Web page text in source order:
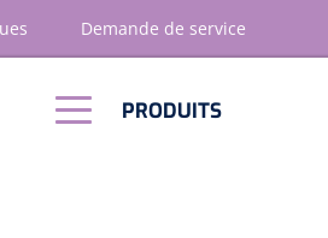
Demande de service
PRODUITS